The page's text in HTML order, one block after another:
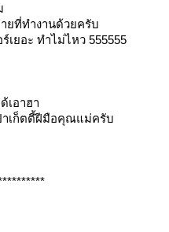
ยที่ทำงานด้วยครับ
เยอะ ทำไม่ไหว 555555
เอาฮา
เก็ตตี้ฝีมือคุณแม่ครับ